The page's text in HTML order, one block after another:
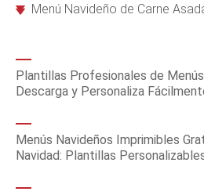
Menú Navideño de Carne Asada: Recetas
Plantillas Profesionales de
Descarga y Personaliza
Menús Navideños Imprimibles
Navidad: Plantillas